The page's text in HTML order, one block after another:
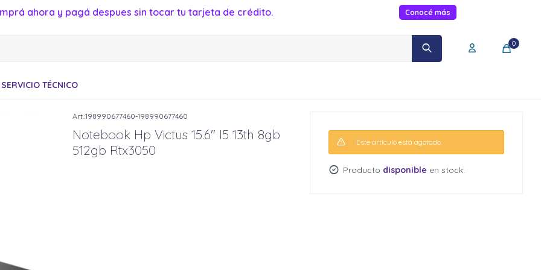
ahora y pagá despues sin tocar tu tarjeta de crédito. Conocé más
SERVICIO TÉCNICO
0
198990677460-198990677460
Notebook Hp Victus 15.6" I5 13th 8gb
512gb Rtx3050
Este artículo está agotado.
Producto disponible en stock.